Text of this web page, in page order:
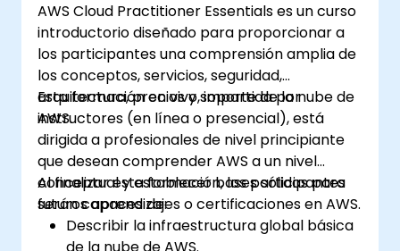
AWS Cloud Practitioner Essentials es un curso
introductorio diseñado para proporcionar a
los participantes una comprensión amplia de
los conceptos, servicios, seguridad,
arquitectura, precios y soporte de la nube de
AWS.
Esta formación en vivo, impartida por
instructores (en línea o presencial), está
dirigida a profesionales de nivel principiante
que desean comprender AWS a un nivel
conceptual y establecer bases sólidas para
futuros aprendizajes o certificaciones en AWS.
Al finalizar esta formación, los participantes
serán capaces de:
Describir la infraestructura global básica